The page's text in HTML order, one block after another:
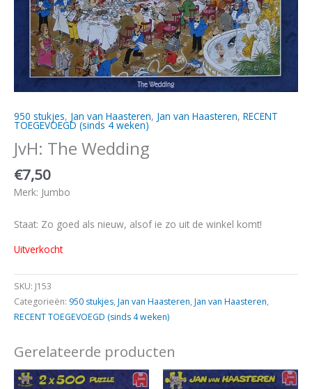
950 stukjes, Jan van Haasteren, Jan van Haasteren, RECENT
TOEGEVOEGD (sinds 4 weken)
JvH: The Wedding
€7,50
Merk: Jumbo
Staat: Zo goed als nieuw, alsof ie zo uit de winkel komt!
Uitverkocht
SKU: J153
Categorieën: 950 stukjes, Jan van Haasteren, Jan van Haasteren,
RECENT TOEGEVOEGD (sinds 4 weken)
Gerelateerde producten